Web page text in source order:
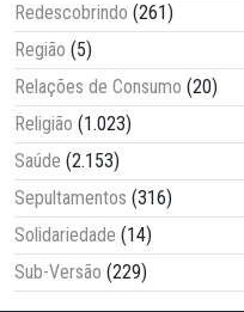
Redescobrindo (261)
Região (5)
Relações de Consumo (20)
Religião (1.023)
Saúde (2.153)
Sepultamentos (316)
Solidariedade (14)
Sub-Versão (229)